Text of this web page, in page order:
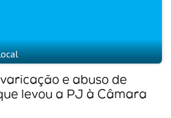
e abuso de
levou a PJ à Câmara